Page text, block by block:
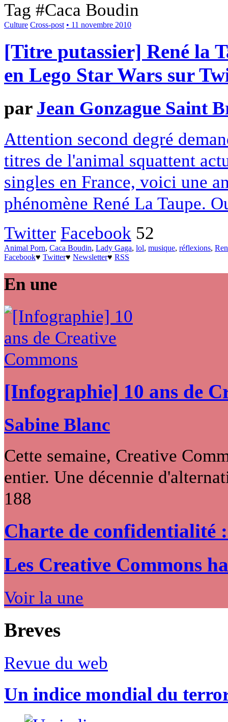
Tag #Caca Boudin
Culture Cross-post • 11 novembre 2010
[Titre putassier] René la
en Lego Star Wars sur
par Jean Gonzague Saint
Attention second degré
titres de l'animal squattent
singles en France, voici une
phénomène René La Taupe.
Twitter Facebook 52
Animal Porn, Caca Boudin, Lady Gaga, lol, musique, réflexions,
Facebook♥ Twitter♥ Newsletter♥ RSS
En une
[Infographie] 10 ans de
Sabine Blanc
Cette semaine, Creative
entier. Une décennie
188
Charte de confidentialité
Les Creative Commons
Voir la une
Breves
Revue du web
Un indice mondial du